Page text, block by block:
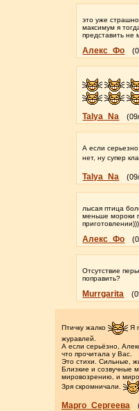
это уже страшно
максимум я
представить не
Алекс_Фо
Talya_Na
А если
нет, ну супер
Talya_Na
лысая птица
меньше мороки
приготовлении)))
Алекс_Фо
Отсутствие
поправить?
Murrgarita
Птичку жалко
Я
журавлей.
А если серьёзно,
что прочитала у Вас.
Это стихи. Сильные,
Близкие и созвучные
мировозрению, и
Зря скромничали.
Марго_Сергеева